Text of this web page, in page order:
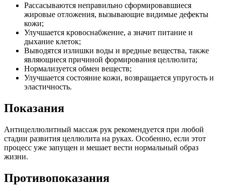
Рассасываются неправильно сформировавшиеся
жировые отложения, вызывающие видимые дефекты
кожи;
Улучшается кровоснабжение, а значит питание и
дыхание клеток;
Выводятся излишки воды и вредные вещества, также
являющиеся причиной формирования целлюлита;
Нормализуется обмен веществ;
Улучшается состояние кожи, возвращается упругость и
эластичность.
Показания
Антицеллюлитный массаж рук рекомендуется при любой
стадии развития целлюлита на руках. Особенно, если этот
процесс уже запущен и мешает вести нормальный образ
жизни.
Противопоказания